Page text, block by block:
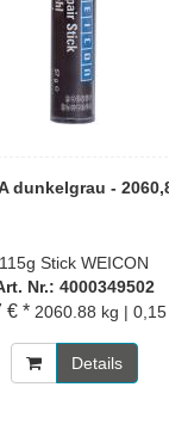
dunkelgrau -
115g Stick WEICON
Nr.: 4000349502
€ * 2060.88 kg |
Details